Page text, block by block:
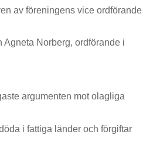
av föreningens vice ordförande
Agneta Norberg, ordförande i
argumenten mot olagliga
i fattiga länder och förgiftar